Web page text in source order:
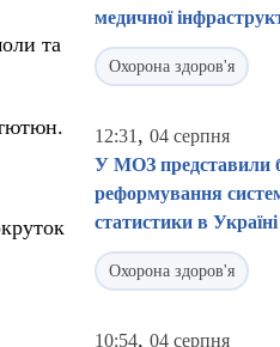
та
медичної
Охорона здоров'я
12:31 , 04 серпня
У МОЗ представили
реформування
статистики в Україні
Охорона здоров'я
10:54, 04 серпня